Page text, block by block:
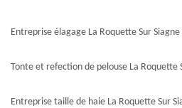
Entreprise élagage La Roquette Sur
Tonte et refection de pelouse La Roquette
Entreprise taille de haie La Roquette Sur